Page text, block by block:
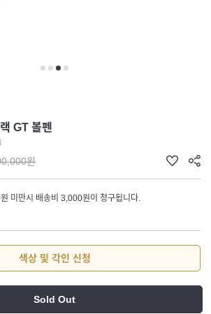
GT 볼펜
원
미만시 배송비 3,000원이 청구됩니다.
색상 및 각인 신청
Sold Out